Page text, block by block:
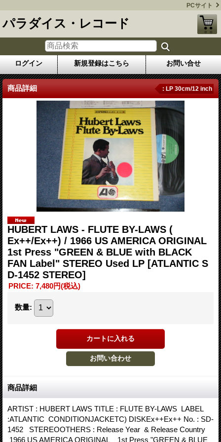
PCサイト
パラダイス・レコード
ログイン 新規登録はこちら お問い合せ
商品詳細 : LP 30cm/12 inch
HUBERT LAWS - FLUTE BY-LAWS (
Ex++/Ex++) / 1966 US AMERICA ORIGINAL
1st Press "GREEN & BLUE with BLACK
FAN Label" STEREO Used LP [ATLANTIC S
D-1452 STEREO]
PRICE: 7,480円(税込)
数量:
商品詳細
ARTIST : HUBERT LAWS TITLE : FLUTE BY-LAWS LABEL
:ATLANTIC CONDITIONJACKETC) DISKEx++Ex++ No. : SD-
1452 STEREOOTHERS : Release Year & Release Country
1966 US AMERICA ORIGINAL 1st Press "GREEN & BLUE